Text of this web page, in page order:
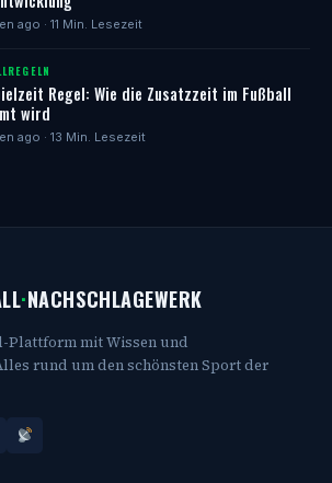
ago · 11 Min. Lesezeit
Regel: Wie die Zusatzzeit im Fußball
wird
ago · 13 Min. Lesezeit
·NACHSCHLAGEWERK
Plattform mit Wissen und
rund um den schönsten Sport der